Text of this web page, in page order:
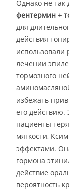
Однако не
фентермин +
для
действия
использовали
лечении
тормозного
избежать
его
пациенты
мягкости,
эффектами.
гормона
действие
вероятность